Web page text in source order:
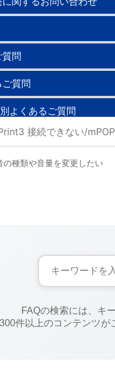
の種類や音量を変更したい
FAQの検索には、キ
300件以上のコンテンツが